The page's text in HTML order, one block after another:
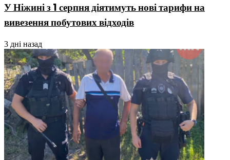
У Ніжині з 1 серпня діятимуть нові тарифи на
вивезення побутових відходів
3 дні назад